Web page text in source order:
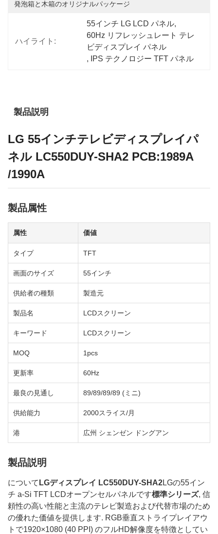
発泡箱と木箱のオリジナルパッケージ
ハイライト:
55インチ LG LCD パネル,
60Hz リフレッシュレート テレ
ビディスプレイ パネル
,
IPS テクノロジー TFT パネル
製品説明
LG 55インチテレビディスプレイパ
ネル LC550DUY-SHA2 PCB:1989A
/1990A
製品属性
属性 価値
タイプ TFT
画面のサイズ 55インチ
供給者の種類 製造元
製品名 LCDスクリーン
キーワード LCDスクリーン
MOQ 1pcs
更新率 60Hz
最良の見通し 89/89/89/89 (ミニ)
供給能力 2000スライス/月
港 広州 シェンゼン ドングアン
製品説明
について LGディスプレイ LC550DUY-SHA2LGの55イン
チ a-Si TFT LCDオープンセルパネルです標準シリーズ, 信
頼性の高い性能と主流のテレビ製造および代替市場のため
の優れた価値を提供します. RGB垂直ストライプレイアウ
トで1920×1080 (40 PPI) のフルHD解像度を特徴としてい